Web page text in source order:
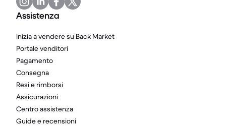
Assistenza
Inizia a vendere su Back Market
Portale venditori
Pagamento
Consegna
Resi e rimborsi
Assicurazioni
Centro assistenza
Guide e recensioni